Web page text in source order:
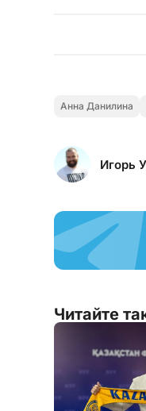
Анна Данилина
Игорь
Читайте